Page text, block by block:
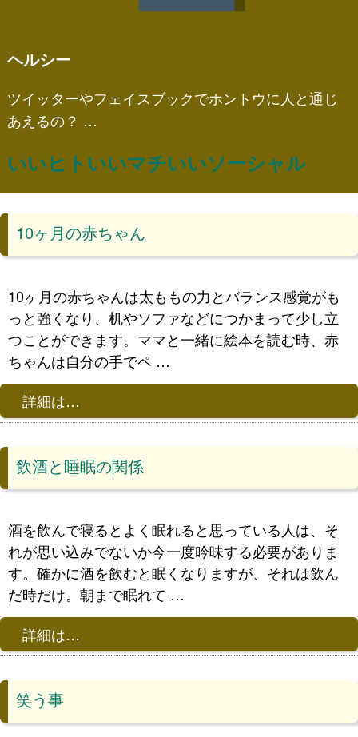
ヘルシー
ツイッターやフェイスブックでホントウに人と通じ
あえるの？ …
いいヒトいいマチいいソーシャル
10ヶ月の赤ちゃん
10ヶ月の赤ちゃんは太ももの力とバランス感覚がも
っと強くなり、机やソファなどにつかまって少し立
つことができます。ママと一緒に絵本を読む時、赤
ちゃんは自分の手でペ …
詳細は…
飲酒と睡眠の関係
酒を飲んで寝るとよく眠れると思っている人は、そ
れが思い込みでないか今一度吟味する必要がありま
す。確かに酒を飲むと眠くなりますが、それは飲ん
だ時だけ。朝まで眠れて …
詳細は…
笑う事